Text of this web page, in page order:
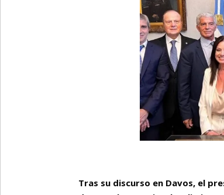
Tras su discurso en Davos, el